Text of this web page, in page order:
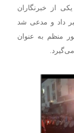
از خبرنگاران
داد و مدعی شد
منظم به عنوان